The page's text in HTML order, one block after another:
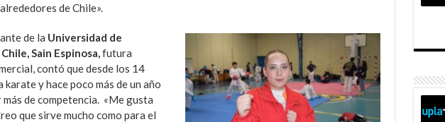
de Chile».
de la Universidad de
Sain Espinosa,futura
contó que desde los 14
karate y hace poco más de un año
más de competencia. «Me gusta
que sirve mucho como para el